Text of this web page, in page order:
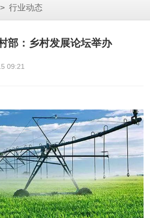
> 行业动态
部：乡村发展论坛举办
09:21